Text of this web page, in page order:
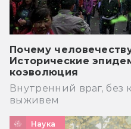
Почему
Исторические
коэволюция
Внутренний враг, без
выживем
Наука